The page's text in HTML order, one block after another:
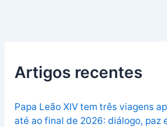
Artigos recentes
Papa Leão XIV tem três viagens
até ao final de 2026: diálogo, paz